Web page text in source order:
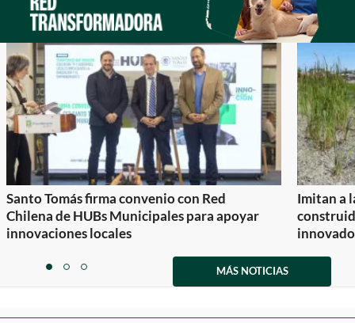
Santo Tomás firma convenio con Red
Chilena de HUBs Municipales para apoyar
innovaciones locales
Imitan a
itemitemitem
MÁS NOTICIAS